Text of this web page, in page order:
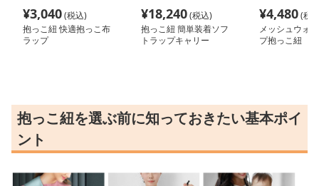
¥3,040(税込)
抱っこ紐 快適抱っこ布
ラップ
¥18,240(税込)
抱っこ紐 簡単装着ソフ
トラップキャリー
¥4,480(税
メッシュウォ
プ抱っこ紐
抱っこ紐を選ぶ前に知っておきたい基本ポイ
ント